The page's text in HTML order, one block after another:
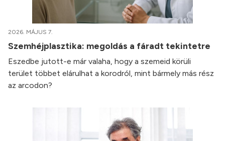
2026. MÁJUS 7.
Szemhéjplasztika: megoldás a fáradt tekintetre
Eszedbe jutott-e már valaha, hogy a szemeid körüli
terület többet elárulhat a korodról, mint bármely más rész
az arcodon?